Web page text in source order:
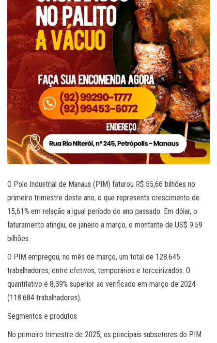
O Polo Industrial de Manaus (PIM) faturou R$ 55,66 bilhões no
primeiro trimestre deste ano, o que representa crescimento de
15,61% em relação a igual período do ano passado. Em dólar, o
faturamento atingiu, de janeiro a março, o montante de US$ 9.59
bilhões.
O PIM empregou, no mês de março, um total de 128.645
trabalhadores, entre efetivos, temporários e terceirizados. O
quantitativo é 8,39% superior ao verificado em março de 2024
(118.684 trabalhadores).
Segmentos e produtos
No primeiro trimestre de 2025, os principais subsetores do PIM